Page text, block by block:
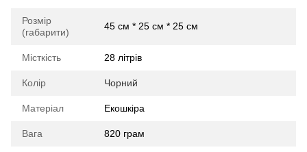
Розмір
(габарити)
45 см * 25 см * 25 см
Місткість 28 літрів
Колір Чорний
Матеріал Екошкіра
Вага 820 грам